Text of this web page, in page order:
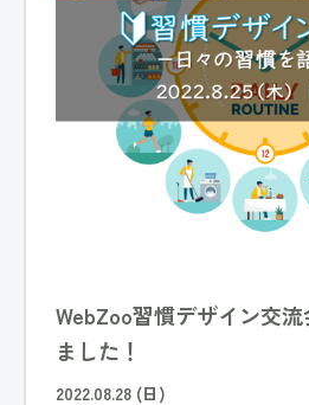
WebZoo習慣デザイン交
ました！
2022.08.28 (日)